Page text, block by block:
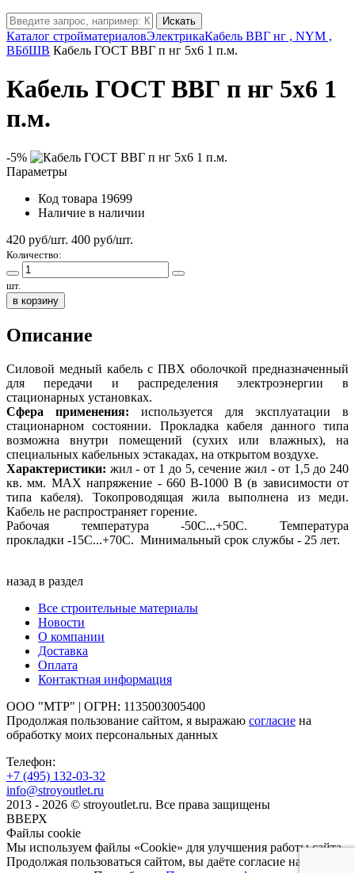
Искать
Каталог стройматериаловЭлектрикаКабель ВВГ нг , NYM ,
ВБбШВ Кабель ГОСТ ВВГ п нг 5х6 1 п.м.
Кабель ГОСТ ВВГ п нг 5х6 1
п.м.
-5%
Параметры
Код товара 19699
Наличие в наличии
420 руб/шт. 400 руб/шт.
Количество:
шт.
в корзину
Описание
Cиловой медный кабель с ПВХ оболочкой предназначенный
для передачи и распределения электроэнергии в
стационарных установках.
Сфера применения: используется для эксплуатации в
стационарном состоянии. Прокладка кабеля данного типа
возможна внутри помещений (сухих или влажных), на
специальных кабельных эстакадах, на открытом воздухе.
Характеристики: жил - от 1 до 5, сечение жил - от 1,5 до 240
кв. мм. МАХ напряжение - 660 В-1000 В (в зависимости от
типа кабеля). Токопроводящая жила выполнена из меди.
Кабель не распространяет горение.
Рабочая температура -50С...+50С. Температура
прокладки -15С...+70С. Минимальный срок службы - 25 лет.
назад в раздел
Все строительные материалы
Новости
О компании
Доставка
Оплата
Контактная информация
ООО "МТР" | ОГРН: 1135003005400
Продолжая пользование сайтом, я выражаю согласие на
обработку моих персональных данных
Телефон:
+7 (495) 132-03-32
info@stroyoutlet.ru
2013 - 2026 © stroyoutlet.ru. Все права защищены
ВВЕРХ
Файлы cookie
Мы используем файлы «Cookie» для улучшения работы сайта.
Продолжая пользоваться сайтом, вы даёте согласие на их